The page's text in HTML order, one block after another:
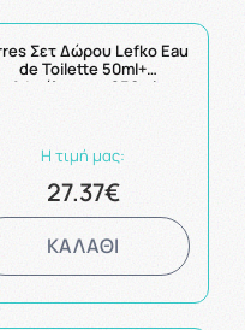
Σετ Δώρου Lefko Eau
de Toilette 50ml+
Αφρόλουτρο 250ml
Η τιμή μας:
27.37€
ΚΑΛΑΘΙ